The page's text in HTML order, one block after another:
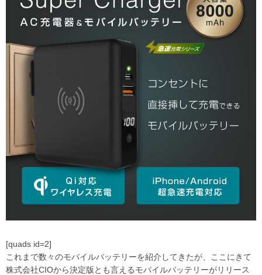
[quads id=2]
これまで数々のモバイルバッテリーを紹介してきたが、ここにきて
株式会社CIOから決定版とも言えるモバイルバッテリーがリリース